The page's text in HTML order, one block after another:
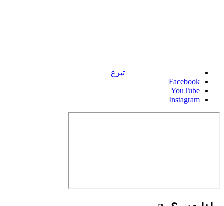
تبرع
Facebook
YouTube
Instagram